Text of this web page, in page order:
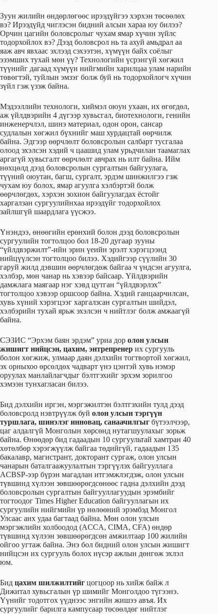
Зуун жилийн өндөрлөгөөс ирээдүйгээ хэрхэн төсөөлөх
вэ? Ирээдүйд чиглэсэн бидний алсын хараа юу билээ?
Орчин цагийн боловсролыг чухам ямар хүчин зүйлс
тодорхойлох вэ? Дээд боловсрол нь та ахуй амьдрал аа
яаж авч явхаас эхлээд сэхээтэн, хүмүүн байх соёлыг
эзэмших тухай мөн үү? Технологийн үсрэнгүй хөгжил
түүнийг дагаад хүмүүн нийгмийн харилцаа улам нарийн
төвөгтэй, туйлын эмзэг болж буй нь тодорхойлогч хүчин
зүйл гэж үзэж байна.
Мэдээллийн технологи, хиймэл оюун ухаан, их өгөгдөл,
аж үйлдвэрийн 4 дүгээр хувьсгал, биотехнологи, генийн
инженерчлэл, шинэ материал, одон орон, сансар
судлалын хөгжил бүхнийг маш хурдацтай өөрчилж
байна. Эдгээр өөрчлөлт боловсролын салбарт тусгалаа
олоод эхэлсэн хэдий ч цаашид улам урьдчилан таамаглах
аргагүй хувьсгалт өөрчлөлт авчрах нь илт байна. Ийм
нөхцөлд дээд боловсролын сургалтын байгуулага,
түүний оюутан, багш, сургалт, эрдэм шинжилгээ гэж
чухам юу болох, ямар агуулга хэлбэртэй болж
өөрчлөгдөх, хэрхэн зохион байгуулагдах ёстойг
харгалзан сургуулийнхаа ирээдүйг тодорхойлох
зайлшгүй шаардлага үүсжээ.
Үнэндээ, өнөөгийн ерөнхий болон дээд боловсролын
сургуулийн тогтолцоо бол 18-20 дугаар зууны
“үйлдвэржилт”-ийн эрин үеийн эрэлт хэрэгцээнд
нийцүүлсэн тогтолцоо билээ. Хэдийгээр сүүлийн 30
гаруй жилд дэвшин өөрчлөгдөж байгаа ч үндсэн агуулга,
хэлбэр, мөн чанар нь хэвээр байсаар. Үйлдвэрийн
дамжлага маягаар нэг хэвд цутган “үйлдвэрлэх”
тогтолцоо хэвээр оршсоор байна. Хэдий ганцаарчилсан,
хувь хүний хэрэгцээг харгалзсан сургалтын шийдэл,
хэлбэрийн тухай ярьж эхэлсэн ч нийтлэг болж амжаагүй
байна.
СЭЗИС “Эрхэм баян эрдэм” уриа дор олон улсын
жишигт нийцсэн, цахим, энтрепренер их сургууль
болон хөгжиж, улмаар даян дэлхийн тогтвортой хөгжил,
эх орныхоо өрсөлдөх чадварт үнэ цэнтэй хувь нэмэр
оруулах манлайлагчдыг бэлтгэхийг эрхэм зорилгоо
хэмээн тунхагласан билээ.
Бид дэлхийн иргэн, мэргэжилтэн бэлтгэхийн тулд дээд
боловсролд нэвтрүүлж буй олон улсын тэргүүн
туршлага, шинэлэг инновац, санаачилгыг бүтээлчээр,
цаг алдалгүй Монголын хөрсөнд нутагшуулахыг зорьж
байна. Өнөөдөр бид гадаадын 10 сургуультай хамтран 40
хөтөлбөр хэрэгжүүлж байгаа төдийгүй, гадаадын 135
бакалавр, магистрант, докторант сургаж, олон улсын
чанарын баталгаажуулалтын тэргүүлэх байгууллага
ACBSP-ээр бүрэн магадлан итгэмжлэгдэж, олон улсын
түвшинд хүлээн зөвшөөрөгдсөнөөс гадна дэлхийн дээд
боловсролын сургалтын байгууллагуудын эрэмбийг
тогтоодог Times Higher Education байгууллагын их
сургуулийн нийгмийн үр нөлөөний эрэмбэд Монгол
Улсаас анх удаа багтаад байна. Мөн олон улсын
мэргэжлийн холбоодод (ACCA, CIMA, CFA) өндөр
түвшинд хүлээн зөвшөөрөгдсөн амжилтаар 100 жилийн
ойгоо угтаж байна. Энэ бол бидний олон улсын жишигт
нийцсэн их сургууль болох нүсэр ажлын дөнгөж эхлэл
юм.
Бид цахим шилжилтийг цогцоор нь хийж байж л
Дижитал хувьсгалын үр шимийг Монголдоо түгээнэ.
Үүнийг тодотгох үүднээс энгийн жишээ авъя. Их
сургуулийг барилга кампусаар төсөөлдөг нийтлэг